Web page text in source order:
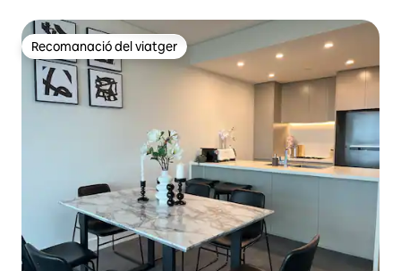
Recomanació del viatger
Recomanació del viatger